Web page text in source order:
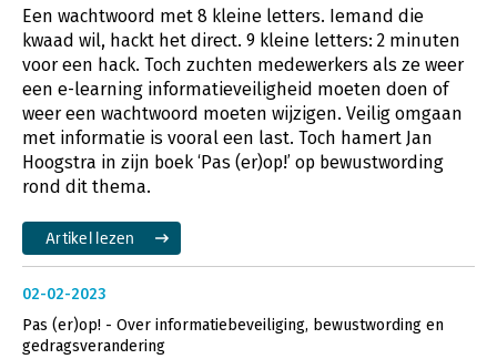
Een wachtwoord met 8 kleine letters. Iemand die
kwaad wil, hackt het direct. 9 kleine letters: 2 minuten
voor een hack. Toch zuchten medewerkers als ze weer
een e-learning informatieveiligheid moeten doen of
weer een wachtwoord moeten wijzigen. Veilig omgaan
met informatie is vooral een last. Toch hamert Jan
Hoogstra in zijn boek ‘Pas (er)op!’ op bewustwording
rond dit thema.
Artikel lezen
02-02-2023
Pas (er)op! - Over informatiebeveiliging, bewustwording en
gedragsverandering